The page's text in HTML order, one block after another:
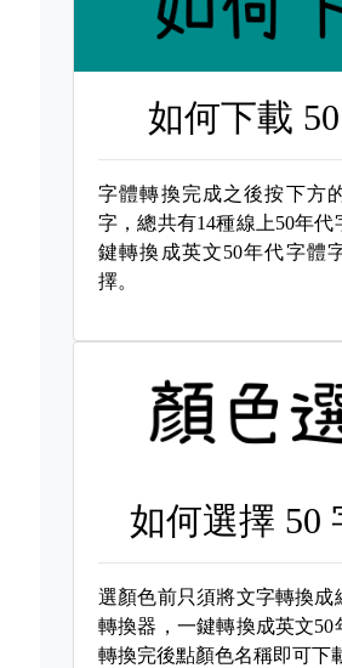
如何下載
字體轉換完成之後按下方
字，總共有14種線上50年代
鍵轉換成英文50年代字體
擇。
如何選擇 50
選顏色前只須將文字轉換成
轉換器，一鍵轉換成英文50
轉換完後點顏色名稱即可下